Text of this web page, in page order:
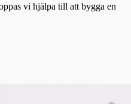
vi hjälpa till att bygga en